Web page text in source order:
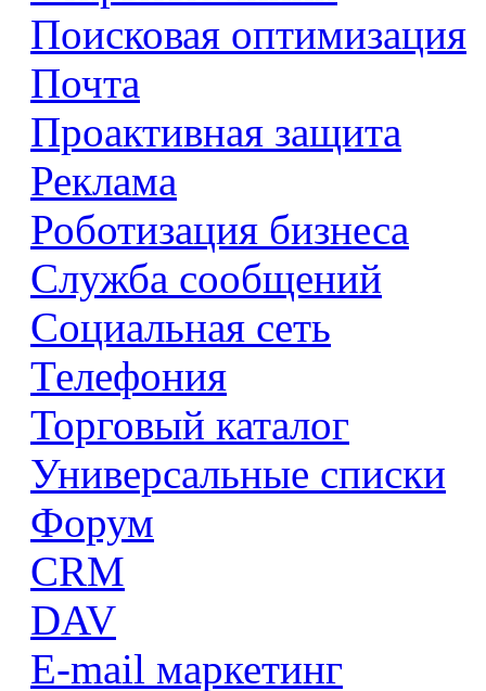
Поисковая оптимизация
Почта
Проактивная защита
Реклама
Роботизация бизнеса
Служба сообщений
Социальная сеть
Телефония
Торговый каталог
Универсальные списки
Форум
CRM
DAV
E-mail маркетинг